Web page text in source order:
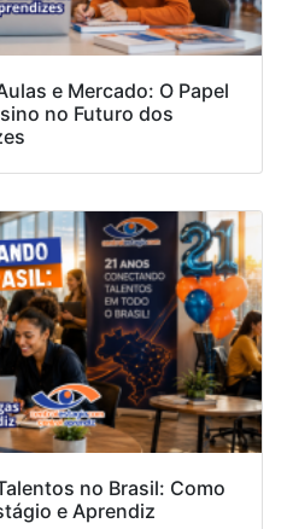
e Mercado: O Papel
no Futuro dos
no Brasil: Como
e Aprendiz